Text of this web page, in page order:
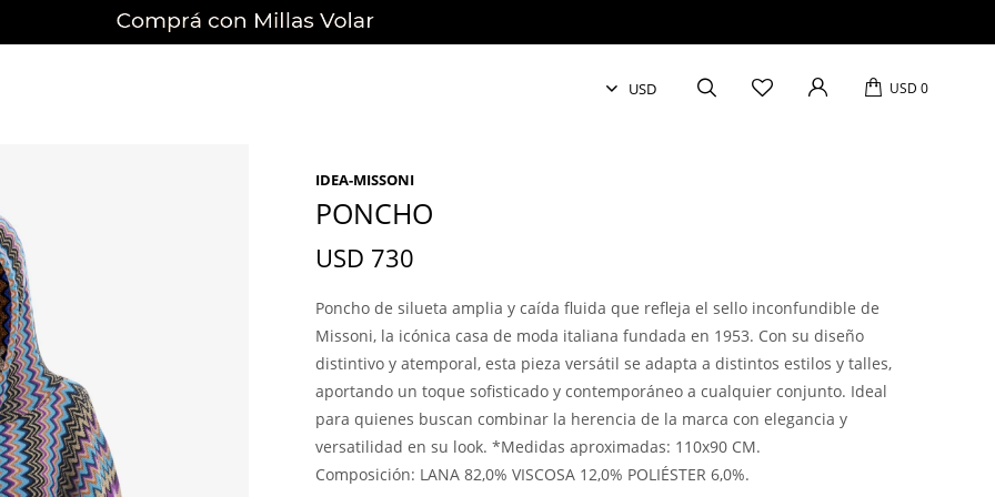
USD 0
IDEA-MISSONI
PONCHO
USD 730
Poncho de silueta amplia y caída fluida que refleja el sello inconfundible de
Missoni, la icónica casa de moda italiana fundada en 1953. Con su diseño
distintivo y atemporal, esta pieza versátil se adapta a distintos estilos y talles,
aportando un toque sofisticado y contemporáneo a cualquier conjunto. Ideal
para quienes buscan combinar la herencia de la marca con elegancia y
versatilidad en su look. *Medidas aproximadas: 110x90 CM.
Composición: LANA 82,0% VISCOSA 12,0% POLIÉSTER 6,0%.